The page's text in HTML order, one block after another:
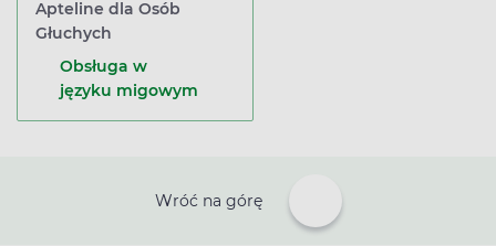
Apteline dla Osób
Głuchych
Obsługa w
języku migowym
Wróć na górę